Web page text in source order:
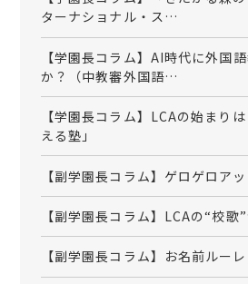
ターナショナル・ス…
【学園長コラム】AI時代に外国
か？（中教審外国語…
【学園長コラム】LCAの始まり
える塾」
【副学園長コラム】ゲロゲロア
【副学園長コラム】LCAの“校歌
【副学園長コラム】お名前ルー